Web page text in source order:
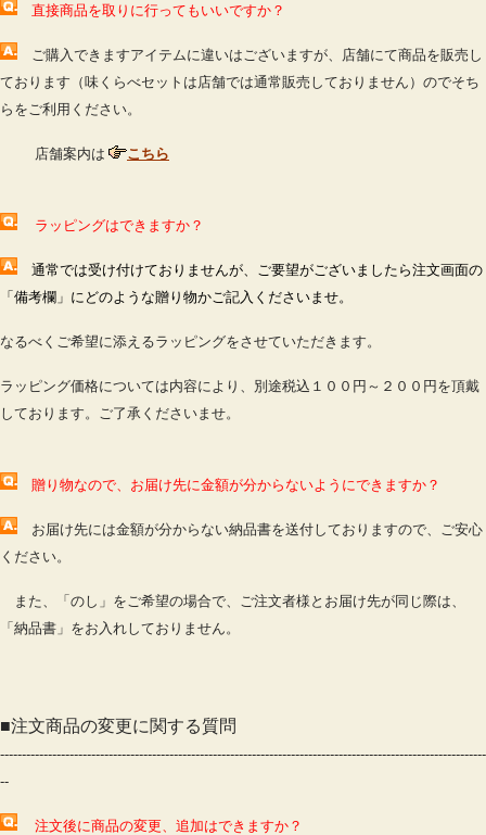
直接商品を取りに行ってもいいですか？
ご購入できますアイテムに違いはございますが、店舗にて商品を販売し
ております（味くらべセットは店舗では通常販売しておりません ）のでそち
らをご利用ください。
店舗案内は こちら
ラッピングはできますか？
通常では受け付けておりませんが、ご要望がございましたら注文画面の
「備考欄」にどのような贈り物かご記入くださいませ。
なるべくご希望に添えるラッピングをさせていただきます。
ラッピング価格については内容により、別途税込１００円～２００円を頂戴
しております。ご了承くださいませ。
贈り物なので、お届け先に金額が分からないようにできますか？
お届け先には金額が分からない納品書を送付しておりますので、ご安心
ください。
また、「のし」をご希望の場合で、ご注文者様とお届け先が同じ際は、
「納品書」をお入れしておりません。
■注文商品の変更に関する質問
----------------------------------------------------------------------------------------------------------------
--
注文後に商品の変更、追加はできますか？